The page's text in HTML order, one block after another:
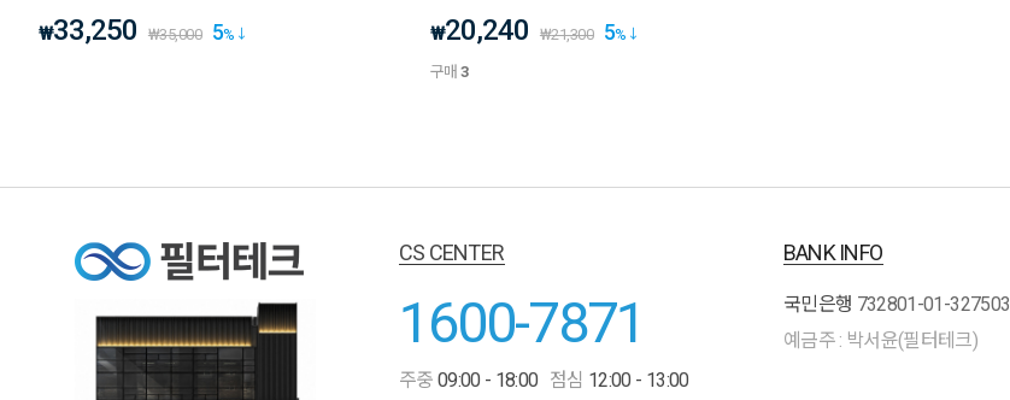
₩33,250 ₩35,000 5% ₩20,240 ₩21,300 5%
구매3
CS CENTER
1600-7871
주중 09:00 - 18:00 점심 12:00 - 13:00
BANK INFO
국민은행 732801-01-327503
예금주 : 박서윤(필터테크)